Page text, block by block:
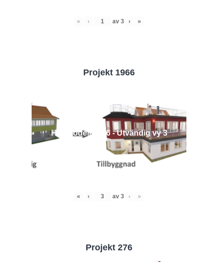
« ‹ av 3 › »
Projekt 1966
Husmodell 1966 - Utvändig vy 3
« ‹ av 3 › »
Projekt 276